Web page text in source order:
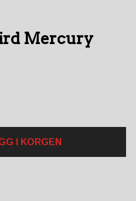
Mercury
I KORGEN